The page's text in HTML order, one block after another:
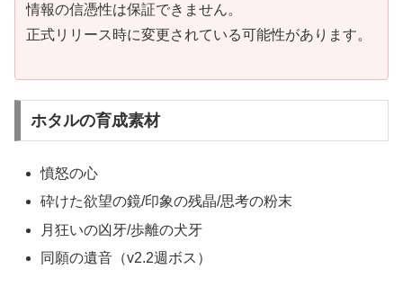
情報の信憑性は保証できません。
正式リリース時に変更されている可能性があります。
ホタルの育成素材
憤怒の心
砕けた欲望の鏡/印象の残晶/思考の粉末
月狂いの凶牙/歩離の犬牙
同願の遺音（v2.2週ボス）